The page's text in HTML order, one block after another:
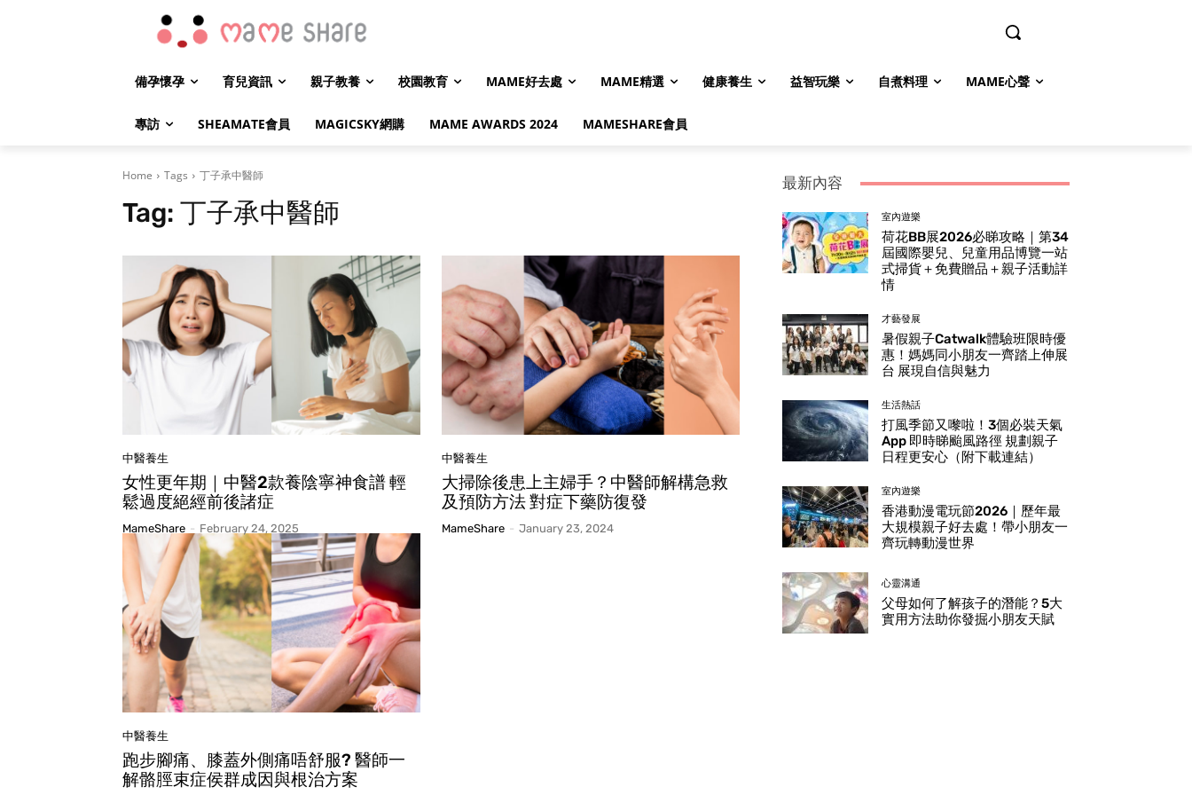
備孕懷孕 育兒資訊 親子教養 校園教育 MAME好去處 MAME精選 健康養生 益智玩樂 自煮料理 MAME心聲
專訪 SHEAMATE會員 MAGICSKY網購 MAME AWARDS 2024 MAMESHARE會員
Home Tags 丁子承中醫師
Tag: 丁子承中醫師
中醫養生
女性更年期｜中醫2款養陰寧神食譜 輕
鬆過度絕經前後諸症
MameShare - February 24, 2025
中醫養生
大掃除後患上主婦手？中醫師解構急救
及預防方法 對症下藥防復發
MameShare - January 23, 2024
中醫養生
跑步腳痛、膝蓋外側痛唔舒服? 醫師一
解骼脛束症侯群成因與根治方案
最新內容
室內遊樂
荷花BB展2026必睇攻略｜第34
屆國際嬰兒、兒童用品博覽一站
式掃貨＋免費贈品＋親子活動詳
情
才藝發展
暑假親子Catwalk體驗班限時優
惠！媽媽同小朋友一齊踏上伸展
台 展現自信與魅力
生活熱話
打風季節又嚟啦！3個必裝天氣
App 即時睇颱風路徑 規劃親子
日程更安心（附下載連結）
室內遊樂
香港動漫電玩節2026｜歷年最
大規模親子好去處！帶小朋友一
齊玩轉動漫世界
心靈溝通
父母如何了解孩子的潛能？5大
實用方法助你發掘小朋友天賦